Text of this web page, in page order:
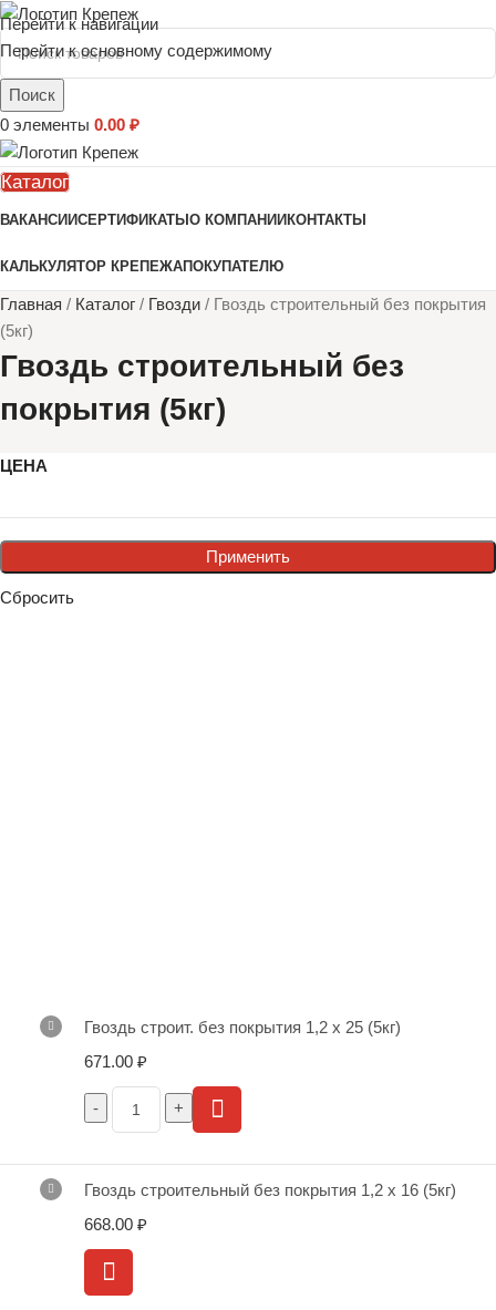
Перейти к навигации
Перейти к основному содержимому
Поиск
0 элементы 0.00 ₽
Каталог
ВАКАНСИИСЕРТИФИКАТЫ О КОМПАНИИ КОНТАКТЫ
КАЛЬКУЛЯТОР КРЕПЕЖАПОКУПАТЕЛЮ
Главная / Каталог / Гвозди / Гвоздь строительный без покрытия
(5кг)
Гвоздь строительный без
покрытия (5кг)
ЦЕНА
Применить
Сбросить
Гвоздь строит. без покрытия 1,2 х 25 (5кг)
671.00 ₽
Гвоздь строительный без покрытия 1,2 х 16 (5кг)
668.00 ₽